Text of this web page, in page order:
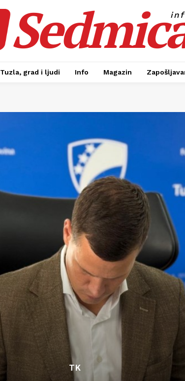
Tuzla, grad i ljudi Info Magazin
TK